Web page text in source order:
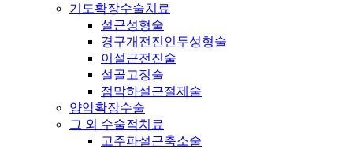
기도확장수술치료
설근성형술
경구개전진인두성형술
이설근전진술
설골고정술
점막하설근절제술
양악확장수술
그 외 수술적치료
고주파설근축소술